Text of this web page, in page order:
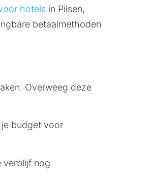
hotels in Pilsen,
betaalmethoden
Overweeg deze
je budget voor
verblijf nog